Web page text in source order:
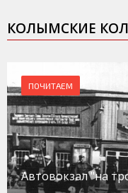
КОЛЫМСКИЕ
ПОЧИТАЕМ
Автовокзал "на